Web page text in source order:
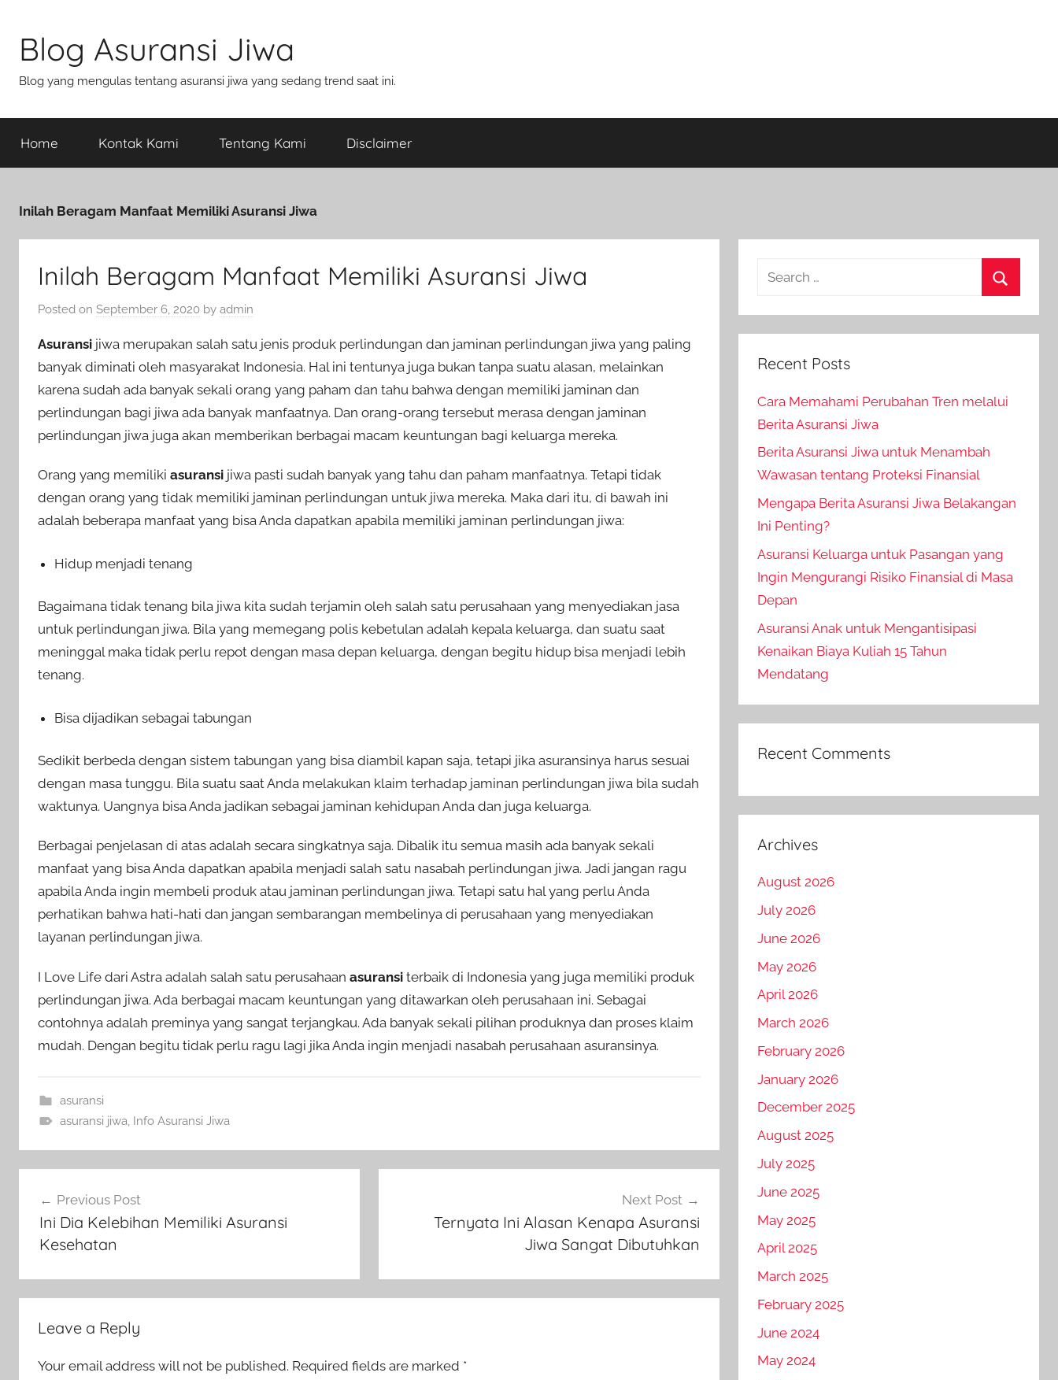
Blog Asuransi Jiwa
Blog yang mengulas tentang asuransi jiwa yang sedang trend saat ini.
Home Kontak Kami Tentang Kami Disclaimer
Inilah Beragam Manfaat Memiliki Asuransi Jiwa
Inilah Beragam Manfaat Memiliki Asuransi Jiwa
Posted on September 6, 2020 by admin
Asuransi jiwa merupakan salah satu jenis produk perlindungan dan jaminan perlindungan jiwa yang paling
banyak diminati oleh masyarakat Indonesia. Hal ini tentunya juga bukan tanpa suatu alasan, melainkan
karena sudah ada banyak sekali orang yang paham dan tahu bahwa dengan memiliki jaminan dan
perlindungan bagi jiwa ada banyak manfaatnya. Dan orang-orang tersebut merasa dengan jaminan
perlindungan jiwa juga akan memberikan berbagai macam keuntungan bagi keluarga mereka.
Orang yang memiliki asuransi jiwa pasti sudah banyak yang tahu dan paham manfaatnya. Tetapi tidak
dengan orang yang tidak memiliki jaminan perlindungan untuk jiwa mereka. Maka dari itu, di bawah ini
adalah beberapa manfaat yang bisa Anda dapatkan apabila memiliki jaminan perlindungan jiwa:
Hidup menjadi tenang
Bagaimana tidak tenang bila jiwa kita sudah terjamin oleh salah satu perusahaan yang menyediakan jasa
untuk perlindungan jiwa. Bila yang memegang polis kebetulan adalah kepala keluarga, dan suatu saat
meninggal maka tidak perlu repot dengan masa depan keluarga, dengan begitu hidup bisa menjadi lebih
tenang.
Bisa dijadikan sebagai tabungan
Sedikit berbeda dengan sistem tabungan yang bisa diambil kapan saja, tetapi jika asuransinya harus sesuai
dengan masa tunggu. Bila suatu saat Anda melakukan klaim terhadap jaminan perlindungan jiwa bila sudah
waktunya. Uangnya bisa Anda jadikan sebagai jaminan kehidupan Anda dan juga keluarga.
Berbagai penjelasan di atas adalah secara singkatnya saja. Dibalik itu semua masih ada banyak sekali
manfaat yang bisa Anda dapatkan apabila menjadi salah satu nasabah perlindungan jiwa. Jadi jangan ragu
apabila Anda ingin membeli produk atau jaminan perlindungan jiwa. Tetapi satu hal yang perlu Anda
perhatikan bahwa hati-hati dan jangan sembarangan membelinya di perusahaan yang menyediakan
layanan perlindungan jiwa.
I Love Life dari Astra adalah salah satu perusahaan asuransi terbaik di Indonesia yang juga memiliki produk
perlindungan jiwa. Ada berbagai macam keuntungan yang ditawarkan oleh perusahaan ini. Sebagai
contohnya adalah preminya yang sangat terjangkau. Ada banyak sekali pilihan produknya dan proses klaim
mudah. Dengan begitu tidak perlu ragu lagi jika Anda ingin menjadi nasabah perusahaan asuransinya.
asuransi
asuransi jiwa Info Asuransi Jiwa
Previous Post
Ini Dia Kelebihan Memiliki Asuransi
Kesehatan
Next Post
Ternyata Ini Alasan Kenapa Asuransi
Jiwa Sangat Dibutuhkan
Leave a Reply
Your email address will not be published. Required fields are marked *
Recent Posts
Cara Memahami Perubahan Tren melalui
Berita Asuransi Jiwa
Berita Asuransi Jiwa untuk Menambah
Wawasan tentang Proteksi Finansial
Mengapa Berita Asuransi Jiwa Belakangan
Ini Penting?
Asuransi Keluarga untuk Pasangan yang
Ingin Mengurangi Risiko Finansial di Masa
Depan
Asuransi Anak untuk Mengantisipasi
Kenaikan Biaya Kuliah 15 Tahun
Mendatang
Recent Comments
Archives
August 2026
July 2026
June 2026
May 2026
April 2026
March 2026
February 2026
January 2026
December 2025
August 2025
July 2025
June 2025
May 2025
April 2025
March 2025
February 2025
June 2024
May 2024